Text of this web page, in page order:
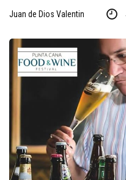
Juan de Dios Valentin